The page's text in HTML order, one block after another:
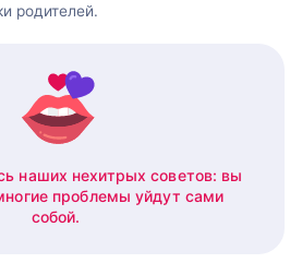
родителей.
наших нехитрых советов: вы
проблемы уйдут сами
собой.